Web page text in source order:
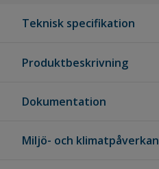
Teknisk specifikation
Produktbeskrivning
Dokumentation
Miljö- och klimatpåverkan